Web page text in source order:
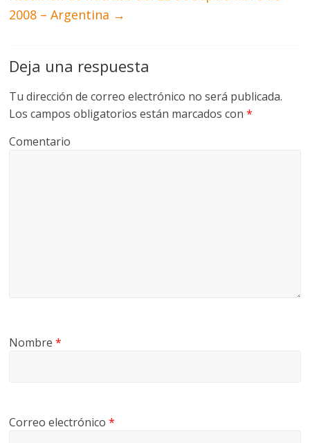
2008 – Argentina →
Deja una respuesta
Tu dirección de correo electrónico no será publicada.
Los campos obligatorios están marcados con*
Comentario
Nombre*
Correo electrónico*